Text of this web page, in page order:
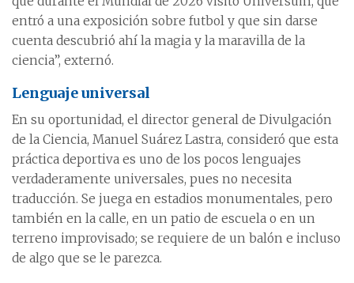
entró a una exposición sobre futbol y que sin darse
cuenta descubrió ahí la magia y la maravilla de la
ciencia”, externó.
Lenguaje universal
En su oportunidad, el director general de Divulgación
de la Ciencia, Manuel Suárez Lastra, consideró que esta
práctica deportiva es uno de los pocos lenguajes
verdaderamente universales, pues no necesita
traducción. Se juega en estadios monumentales, pero
también en la calle, en un patio de escuela o en un
terreno improvisado; se requiere de un balón e incluso
de algo que se le parezca.